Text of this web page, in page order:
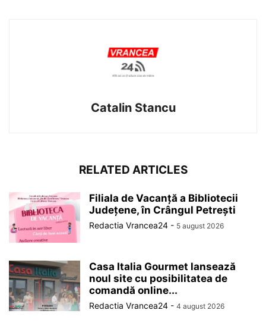
Catalin Stancu
RELATED ARTICLES
Filiala de Vacanță a Bibliotecii
Județene, în Crângul Petrești
Redactia Vrancea24 - 5 august 2026
Casa Italia Gourmet lansează
noul site cu posibilitatea de
comandă online...
Redactia Vrancea24 - 4 august 2026